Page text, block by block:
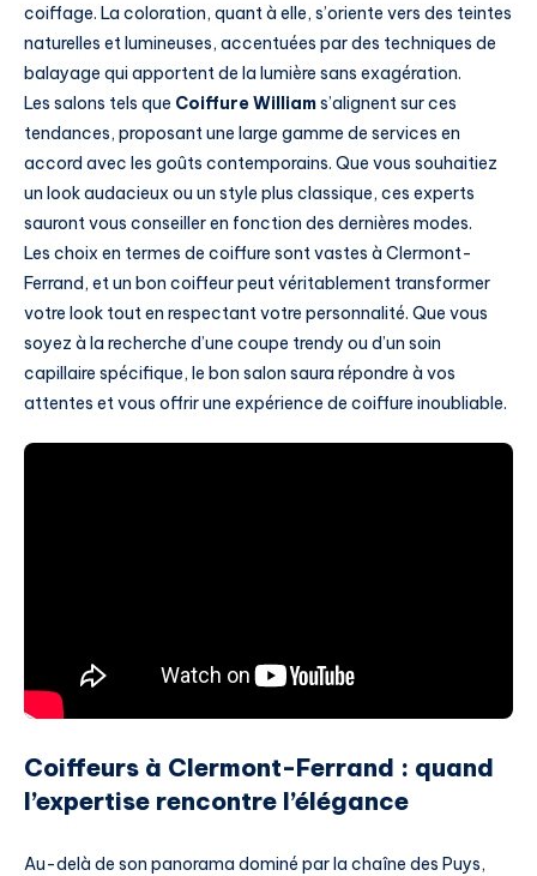
coiffage. La coloration, quant à elle, s’oriente vers des teintes
naturelles et lumineuses, accentuées par des techniques de
balayage qui apportent de la lumière sans exagération.
Les salons tels que Coiffure Williams’alignent sur ces
tendances, proposant une large gamme de services en
accord avec les goûts contemporains. Que vous souhaitiez
un look audacieux ou un style plus classique, ces experts
sauront vous conseiller en fonction des dernières modes.
Les choix en termes de coiffure sont vastes à Clermont-
Ferrand, et un bon coiffeur peut véritablement transformer
votre look tout en respectant votre personnalité. Que vous
soyez à la recherche d’une coupe trendy ou d’un soin
capillaire spécifique, le bon salon saura répondre à vos
attentes et vous offrir une expérience de coiffure inoubliable.
Coiffeurs à Clermont-Ferrand : quand
l’expertise rencontre l’élégance
Au-delà de son panorama dominé par la chaîne des Puys,